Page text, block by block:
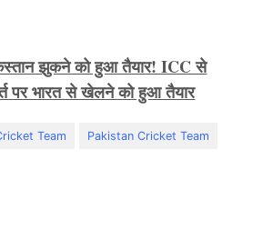
झुकने को हुआ तैयार! ICC से
पर भारत से खेलने को हुआ तैयार
Team Pakistan Cricket Team